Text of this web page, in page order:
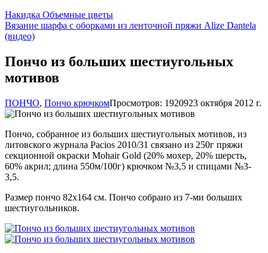
Накидка Объемные цветы
Вязание шарфа с оборками из ленточной пряжи Alize Dantela
(видео)
Пончо из больших шестиугольных
мотивов
ПОНЧО, Пончо крючкомПросмотров: 1920923 октября 2012 г.
Пончо, собранное из больших шестиугольных мотивов, из
литовского журнала Pacios 2010/31 связано из 250г пряжи
секционной окраски Mohair Gold (20% мохер, 20% шерсть,
60% акрил; длина 550м/100г) крючком №3,5 и спицами №3-
3,5.
Размер пончо 82х164 см. Пончо собрано из 7-ми больших
шестиугольников.